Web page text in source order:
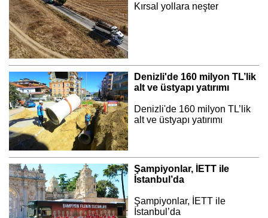
Kırsal yollara neşter
Denizli'de 160 milyon TL’lik
alt ve üstyapı yatırımı
Denizli'de 160 milyon TL’lik
alt ve üstyapı yatırımı
Şampiyonlar, İETT ile
İstanbul’da
Şampiyonlar, İETT ile
İstanbul’da